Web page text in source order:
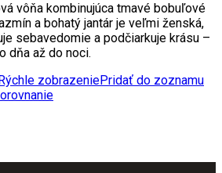
vôňa kombinujúca tmavé bobuľové
a bohatý jantár je veľmi ženská,
sebavedomie a podčiarkuje krásu –
dňa až do noci.
Rýchle zobrazeniePridať do zoznamu